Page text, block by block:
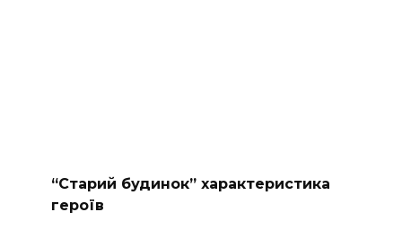
“Старий будинок” характеристика
героїв